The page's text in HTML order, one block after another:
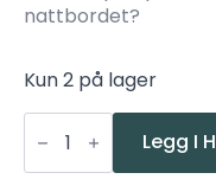
nattbordet?
Kun 2 på lager
Northern
Birdy
Bordlampe
Sort
Legg I